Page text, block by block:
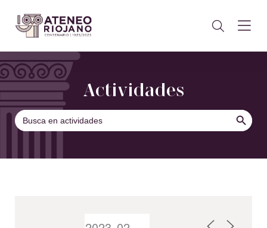
Actividades
Buscar: BOTÓN DE